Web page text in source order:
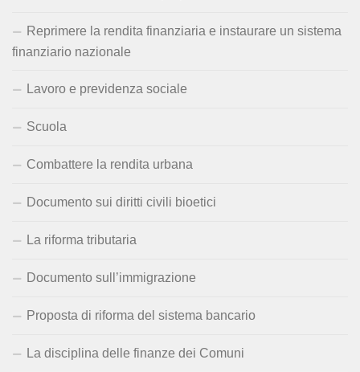
Reprimere la rendita finanziaria e instaurare un sistema
finanziario nazionale
Lavoro e previdenza sociale
Scuola
Combattere la rendita urbana
Documento sui diritti civili bioetici
La riforma tributaria
Documento sull’immigrazione
Proposta di riforma del sistema bancario
La disciplina delle finanze dei Comuni